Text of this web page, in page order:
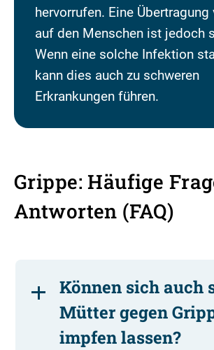
hervorrufen. Eine
auf den Menschen ist jedoch
Wenn eine solche Infektion
kann dies auch zu schweren
Erkrankungen führen.
Grippe: Häufige
Antworten (FAQ)
Können sich auch
Mütter gegen
impfen lassen?